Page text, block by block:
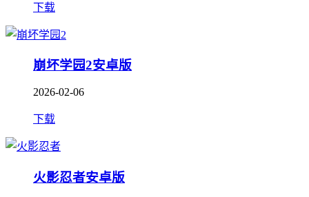
下载
崩坏学园2安卓版
2026-02-06
下载
火影忍者安卓版